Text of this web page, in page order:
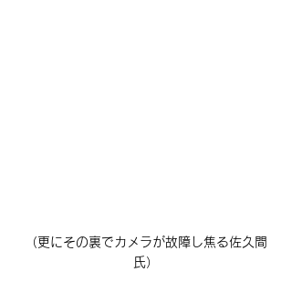
（更にその裏でカメラが故障し焦る佐久間
氏）